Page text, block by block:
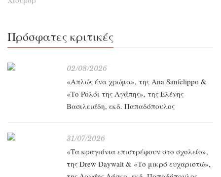
Πρόσφατες κριτικές
02/08/2026
«Απλώς ένα χρώμα», της Ana Sanfelippo &
«Το Ρολόι της Αγάπης», της Ελένης
Βασιλειάδη, εκδ. Παπαδόπουλος
31/07/2026
«Τα κραγιόνια επιστρέφουν στο σχολείο»,
της Drew Daywalt & «Το μικρό ευχαριστώ»,